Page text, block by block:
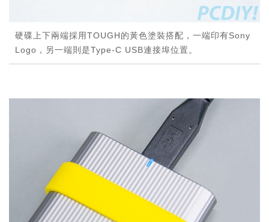
硬碟上下兩端採用TOUGH的黃色塗裝搭配，一端印有Sony
Logo，另一端則是Type-C USB連接埠位置。